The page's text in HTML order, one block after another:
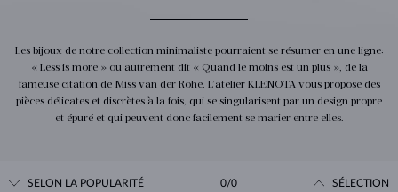
Les bijoux de notre collection minimaliste pourraient se résumer en une ligne:
« Less is more » ou autrement dit « Quand le moins est un plus », de la
fameuse citation de Miss van der Rohe. L’atelier KLENOTA vous propose des
pièces délicates et discrètes à la fois, qui se singularisent par un design propre
et épuré et qui peuvent donc facilement se marier entre elles.
SELON LA POPULARITÉ 0/0 SÉLECTION